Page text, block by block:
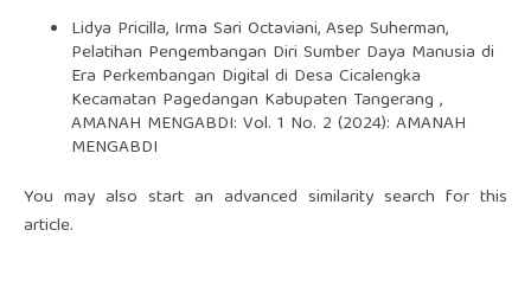
Lidya Pricilla, Irma Sari Octaviani, Asep Suherman,
Pelatihan Pengembangan Diri Sumber Daya Manusia di
Era Perkembangan Digital di Desa Cicalengka
Kecamatan Pagedangan Kabupaten Tangerang ,
AMANAH MENGABDI: Vol. 1 No. 2 (2024): AMANAH
MENGABDI
You may also start an advanced similarity search for this
article.